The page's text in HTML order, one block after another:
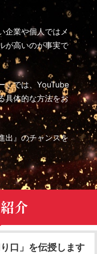
企業や個人ではメ
が高いのが事実で
」では、YouTube
具体的な方法をお
出』のチャンスを
介
口」を伝授します